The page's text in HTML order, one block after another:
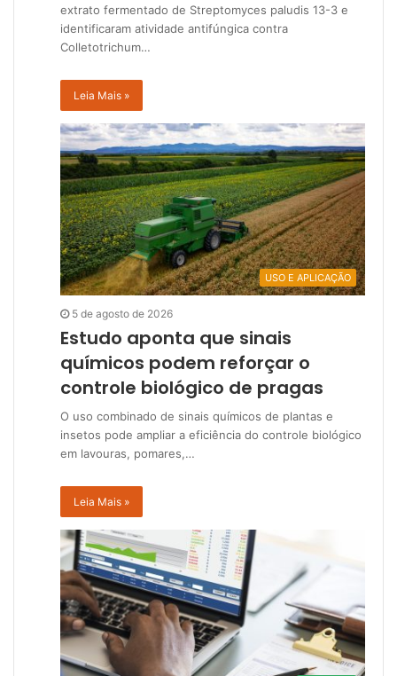
extrato fermentado de Streptomyces paludis 13-3 e
identificaram atividade antifúngica contra
Colletotrichum…
Leia Mais »
USO E APLICAÇÃO
5 de agosto de 2026
Estudo aponta que sinais
químicos podem reforçar o
controle biológico de pragas
O uso combinado de sinais químicos de plantas e
insetos pode ampliar a eficiência do controle biológico
em lavouras, pomares,…
Leia Mais »